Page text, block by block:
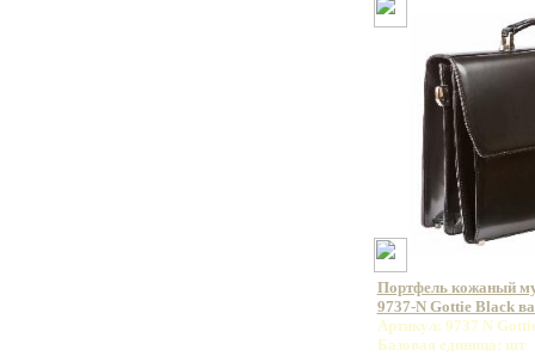
Портфель кожаный
9737-N Gottie Black
Артикул: 9737 N
Базовая единица: шт